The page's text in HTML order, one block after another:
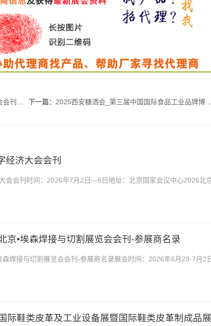
名录 下一篇： 2025西安糖酒会_第三届中国国际食品工业品牌博览会暨第十七届西安国际糖酒食品博览会会刊
经济大会会刊
会会刊时间：2026年7月2日—5日地址：北京国家会议中心2026北
是你寻找项目、产品与厂商货源的最佳帮手。不...
京•埃森焊接与切割展览会会刊-参展商名录
森焊接与切割展览会会刊-参展商名录展会时间：2026年6月29-7月2
心2026深圳第29届北京•埃森焊接...
际鞋类皮革及工业设备展暨国际鞋类皮革制成品展